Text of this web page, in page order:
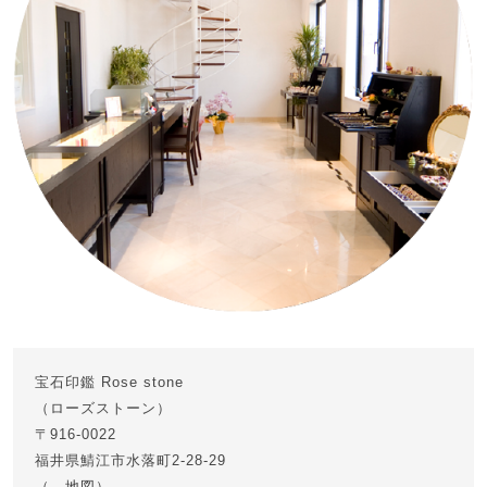
宝石印鑑 Rose stone
（ローズストーン）
〒916-0022
福井県鯖江市水落町2-28-29